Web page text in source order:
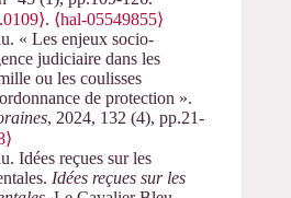
. ⟨hal-05549855⟩
« Les enjeux socio-
judiciaire dans les
ou les coulisses
de protection ».
, 2024, 132 (4), pp.21-
Idées reçues sur les
Idées reçues sur les